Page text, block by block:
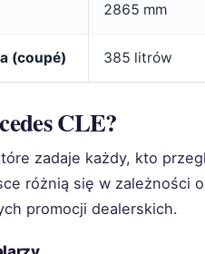
2865 mm
(coupé) 385 litrów
CLE?
zadaje każdy, kto
różnią się w zależności
promocji dealerskich.